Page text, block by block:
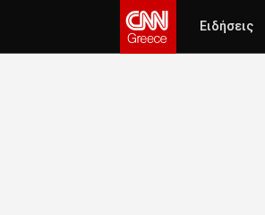
Ειδήσεις